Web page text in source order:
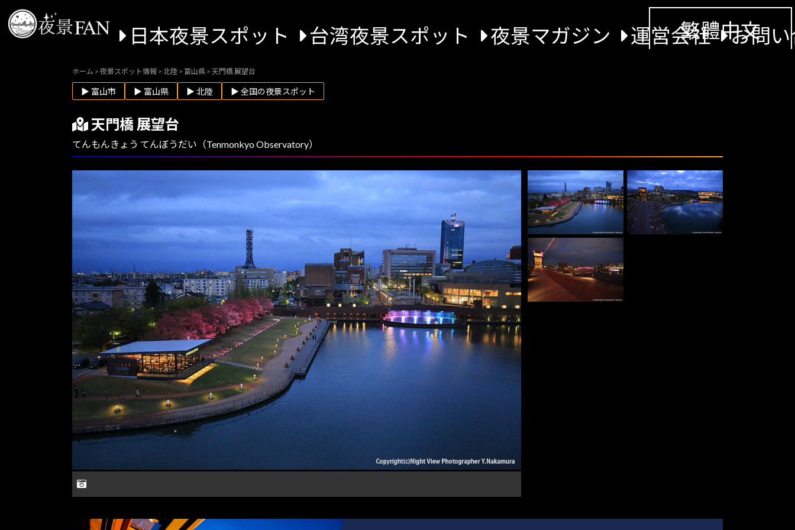
日本夜景スポット 台湾夜景スポット 夜景マガジン 運営会社 お問
繁體中文
ホーム > 夜景スポット情報 > 北陸 > 富山県 > 天門橋 展望台
▶ 富山市 ▶ 富山県 ▶ 北陸 ▶ 全国の夜景スポット
天門橋 展望台
てんもんきょう てんぼうだい（Tenmonkyo Observatory）